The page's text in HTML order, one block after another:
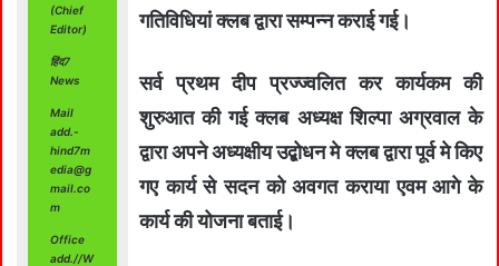
(Chief
Editor)
हिंद7
News
Mail
add.-
hind7m
edia@g
mail.co
m
Office
add.//W
गतिविधियां क्लब द्वारा सम्पन्न कराई गई।
सर्व प्रथम दीप प्रज्ज्वलित कर कार्यकम की
शुरुआत की गई क्लब अध्यक्ष शिल्पा अग्रवाल के
द्वारा अपने अध्यक्षीय उद्बोधन मे क्लब द्वारा पूर्व मे किए
गए कार्य से सदन को अवगत कराया एवम आगे के
कार्य की योजना बताई।